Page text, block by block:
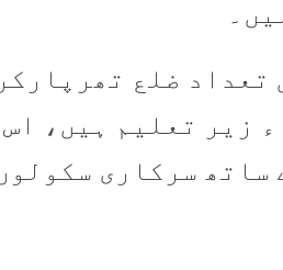
تعداد ضلع
26,642 طلباء زیر تعلیم